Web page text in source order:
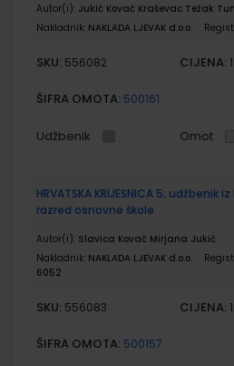
Autor(i): Jukić Kovač Kraševac Težak
Nakladnik: NAKLADA LJEVAK d.o.o.
SKU: 556082 CIJENA:
ŠIFRA OMOTA: 500161
Udžbenik Omot
HRVATSKA KRIJESNICA 5;
razred osnovne škole
Autor(i): Slavica Kovač Mirjana Jukić
Nakladnik: NAKLADA LJEVAK d.o.o.
6052
SKU: 556083 CIJENA:
ŠIFRA OMOTA: 500157